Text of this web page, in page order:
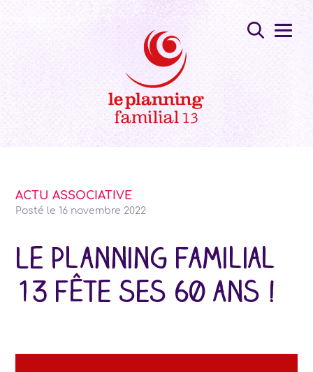
ACTU ASSOCIATIVE
Posté le16 novembre 2022
Le Planning Familial
13 fête ses 60 ans !